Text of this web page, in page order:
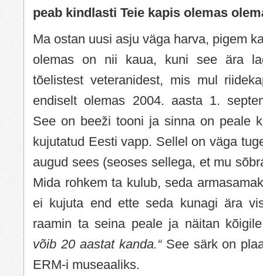
peab kindlasti Teie kapis olemas
Ma ostan uusi asju väga harva, pigem
olemas on nii kaua, kuni see ära
tõelistest veteranidest, mis mul
endiselt olemas 2004. aasta 1.
See on beeži tooni ja sinna on peale
kujutatud Eesti vapp. Sellel on väga
augud sees (seoses sellega, et mu
Mida rohkem ta kulub, seda
ei kujuta end ette seda kunagi ära
raamin ta seina peale ja näitan
võib 20 aastat kanda.“ See särk on
ERM-i museaaliks.